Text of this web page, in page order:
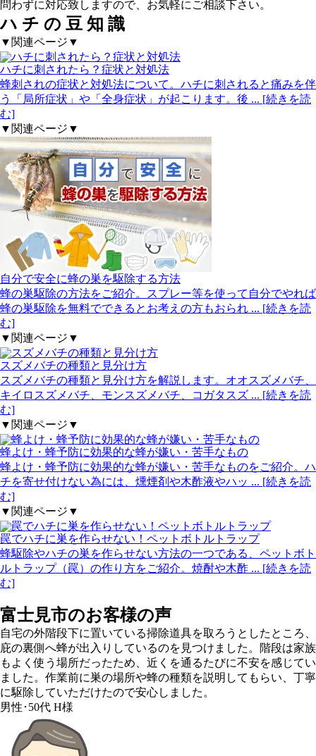
問わずに対応致しますので、お気軽にご相談下さい。
ハ チ の 豆 知 識
▼関連ページ▼
ハチに刺されたら？症状と対処法
蜂刺されの症状と対処法について。ハチに刺されると痛みを伴
う「局所症状」や「全身症状」が起こります。後 ... [続きを読
む]
▼関連ページ▼
自分で安全に蜂の巣を駆除する方法
蜂の巣駆除の方法をご紹介。スプレー等を使って自分でやれば
蜂の巣駆除を無料でできるとお考えの方もおられ ... [続きを読
む]
▼関連ページ▼
スズメバチの種類と見分け方
スズメバチの種類と見分け方を解説します。オオスズメバチ、
キイロスズメバチ、モンスズメバチ、コガタスズ ... [続きを読
む]
▼関連ページ▼
蜂よけ・蜂予防に効果的な蜂が嫌い・苦手なもの
蜂よけ・蜂予防に効果的な蜂が嫌い・苦手なものをご紹介。ハ
チを寄せ付けない為には、燻煙剤や木酢液やハッ ... [続きを読
む]
▼関連ページ▼
罠でハチに巣を作らせない！ペットボトルトラップ
蜂駆除やハチの巣を作らせない方法の一つである、ペットボト
ルトラップ（罠）の作り方をご紹介。焼酎や木酢 ... [続きを読
む]
富士見市のお客様の声
自宅の外階段下に置いている掃除道具を取ろうとしたところ、
庇の裏側へ蜂が出入りしているのを見つけました。階段は家族
もよく使う場所だったため、近くを通るたびに不安を感じてい
ました。作業前に巣の場所や蜂の種類を説明してもらい、丁寧
に駆除していただけたので安心しました。
男性･50代 H様